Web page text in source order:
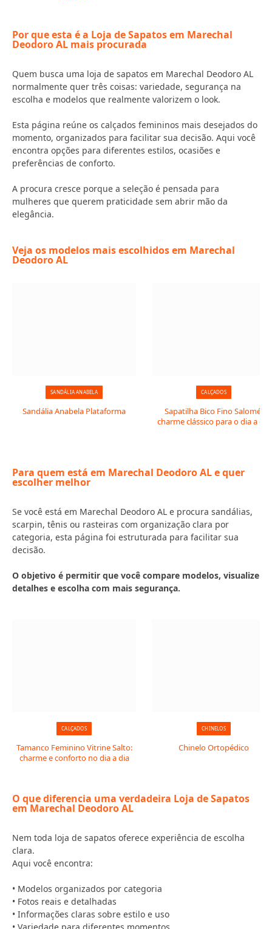
Por que esta é a Loja de Sapatos em Marechal
Deodoro AL mais procurada
Quem busca uma loja de sapatos em Marechal Deodoro AL
normalmente quer três coisas: variedade, segurança na
escolha e modelos que realmente valorizem o look.
Esta página reúne os calçados femininos mais desejados do
momento, organizados para facilitar sua decisão. Aqui você
encontra opções para diferentes estilos, ocasiões e
preferências de conforto.
A procura cresce porque a seleção é pensada para
mulheres que querem praticidade sem abrir mão da
elegância.
Veja os modelos mais escolhidos em Marechal
Deodoro AL
SANDÁLIA ANABELA
Sandália Anabela Plataforma
CALÇADOS
Sapatilha Bico Fino Salomé:
charme clássico para o dia a dia
Para quem está em Marechal Deodoro AL e quer
escolher melhor
Se você está em Marechal Deodoro AL e procura sandálias,
scarpin, tênis ou rasteiras com organização clara por
categoria, esta página foi estruturada para facilitar sua
decisão.
O objetivo é permitir que você compare modelos, visualize
detalhes e escolha com mais segurança.
CALÇADOS
Tamanco Feminino Vitrine Salto:
charme e conforto no dia a dia
CHINELOS
Chinelo Ortopédico
O que diferencia uma verdadeira Loja de Sapatos
em Marechal Deodoro AL
Nem toda loja de sapatos oferece experiência de escolha
clara.
Aqui você encontra:
• Modelos organizados por categoria
• Fotos reais e detalhadas
• Informações claras sobre estilo e uso